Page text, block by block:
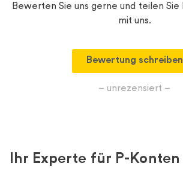
Bewerten Sie uns gerne und teilen
mit uns.
Bewertung schreiben
– unrezensiert –
Ihr Experte für P-Konten